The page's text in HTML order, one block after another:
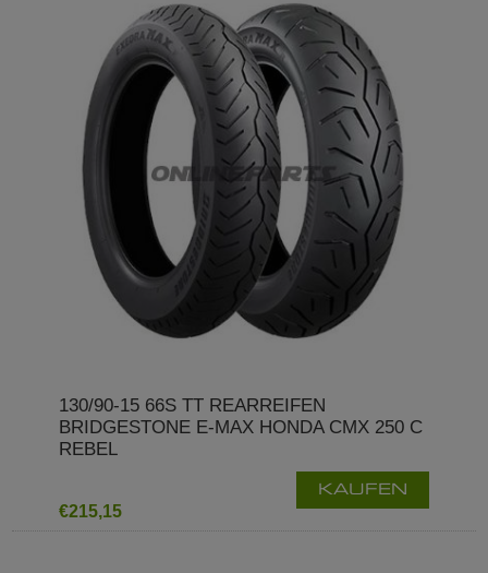
130/90-15 66S TT REARREIFEN
BRIDGESTONE E-MAX HONDA CMX 250 C
REBEL
€215,15
KAUFEN